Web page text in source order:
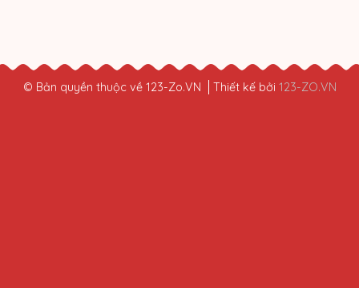
© Bản quyền thuộc về 123-Zo.VN Thiết kế bởi 123-ZO.VN